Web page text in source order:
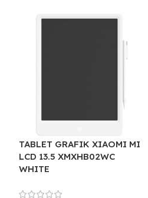
TABLET GRAFIK XIAOMI MI
LCD 13.5 XMXHB02WC
WHITE